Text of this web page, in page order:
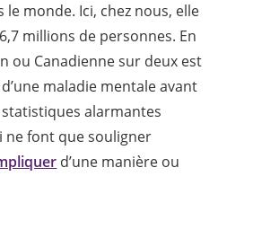
le monde. Ici, chez nous, elle
millions de personnes. En
ou Canadienne sur deux est
maladie mentale avant
statistiques alarmantes
ne font que souligner
d’une manière ou